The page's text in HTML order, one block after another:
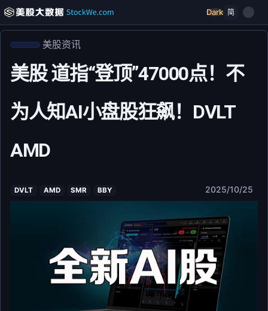
Dark 简
美股资讯
美股 道指“登顶”47000点！不
为人知AI小盘股狂飙！DVLT
AMD
DVLT AMD SMR BBY 2025/10/25